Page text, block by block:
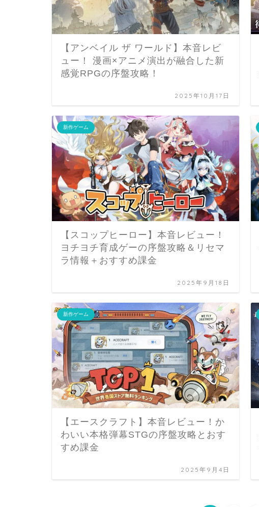
【アンベイル ザ ワールド】本音レビ
ュー！ 漫画×アニメ演出が融合した新
感覚RPGの序盤攻略！
2025年10月17日
新作ゲーム
【スコップヒーロー】本音レビュー！
ヨチヨチ育成ゲーの序盤攻略＆リセマ
ラ情報＋おすすめ課金
2025年9月18日
新作ゲーム
【エースクラフト】本音レビュー！か
わいい本格弾幕STGの序盤攻略とおす
すめ課金
2025年9月4日